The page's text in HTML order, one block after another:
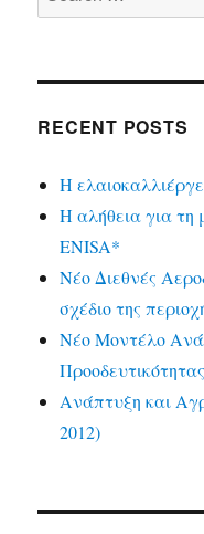
for:
RECENT POSTS
Η
Η αλήθεια για τη
ENISA*
Νέο Διεθνές
σχέδιο της
Νέο Μοντέλο
Προοδευτικότητας
Ανάπτυξη και
2012)